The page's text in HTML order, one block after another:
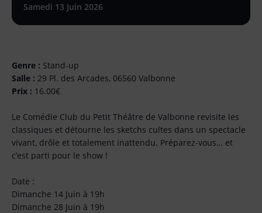
Samedi 13 Juin 2026
Genre : Stand-up
Salle : 29 Pl. des Arcades, 06560 Valbonne
Prix : 16.00€
Le Comédie Club du Petit Théâtre de Valbonne revisite les
classiques et détourne les sketchs cultes dans un spectacle
vivant, drôle et totalement inattendu. Préparez-vous… et
c’est parti pour le show !
Date :
Dimanche 14 Juin à 19h
Dimanche 28 Juin à 19h